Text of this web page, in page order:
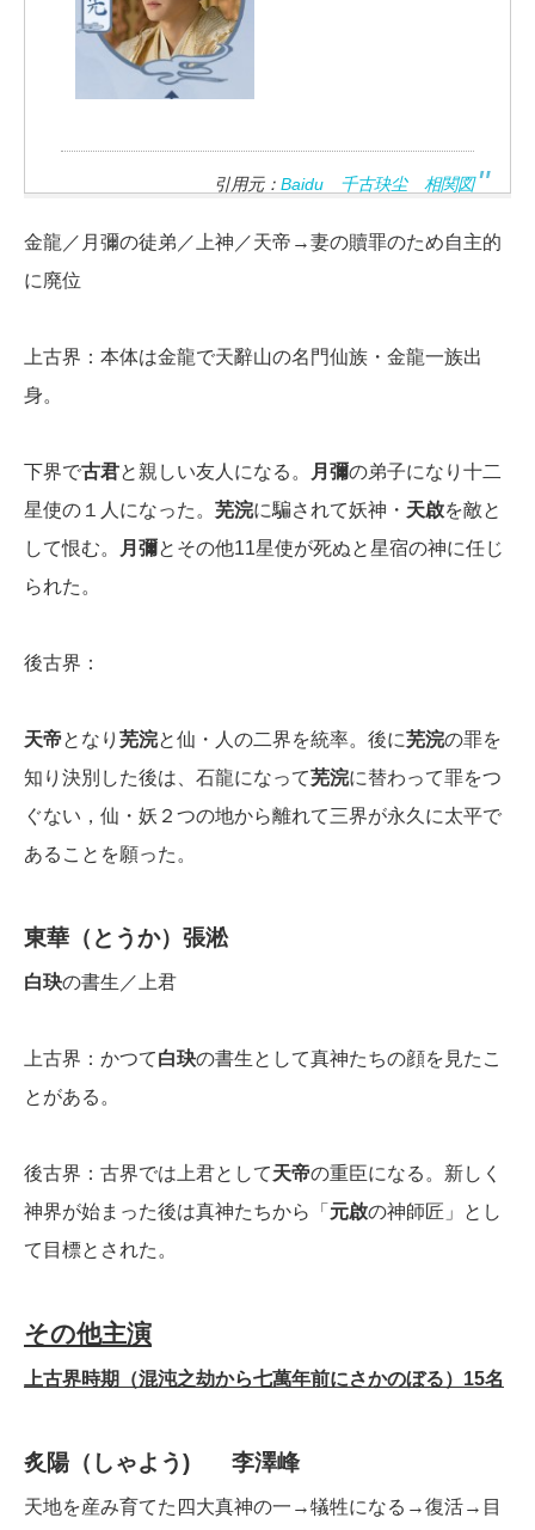
引用元： Baidu 千古玦尘 相関図
金龍／月彌の徒弟／上神／天帝→妻の贖罪のため自主的
に廃位
上古界：本体は金龍で天辭山の名門仙族・金龍一族出
身。
下界で古君と親しい友人になる。 月彌の弟子になり十二
星使の１人になった。 芜浣に騙されて妖神・ 天啟を敵と
して恨む。
月彌とその他11星使が死ぬと星宿の神に任じ
られた。
後古界：
天帝となり 芜浣と仙・人の二界を統率。後に芜浣の罪を
知り決別した後は、石龍になって芜浣に替わって罪をつ
ぐない，仙・妖２つの地から離れて三界が永久に太平で
あることを願った。
東華（とうか） 張淞
白玦の書生／上君
上古界：かつて白玦の書生として真神たちの顔を見たこ
とがある。
後古界：古界では上君として天帝の重臣になる。新しく
神界が始まった後は真神たちから「 元啟の神師匠」とし
て目標とされた。
その他主演
上古界時期（混沌之劫から七萬年前にさかのぼる）15名
炙陽（しゃよう) 李澤峰
天地を産み育てた四大真神の一→犠牲になる→復活→目